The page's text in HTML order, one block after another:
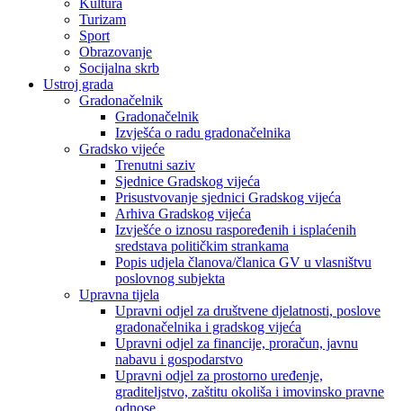
Turizam
Sport
Obrazovanje
Socijalna skrb
Ustroj grada
Gradonačelnik
Gradonačelnik
Izvješća o radu gradonačelnika
Gradsko vijeće
Trenutni saziv
Sjednice Gradskog vijeća
Prisustvovanje sjednici Gradskog vijeća
Arhiva Gradskog vijeća
Izvješće o iznosu raspoređenih i isplaćenih
sredstava političkim strankama
Popis udjela članova/članica GV u vlasništvu
poslovnog subjekta
Upravna tijela
Upravni odjel za društvene djelatnosti, poslove
gradonačelnika i gradskog vijeća
Upravni odjel za financije, proračun, javnu
nabavu i gospodarstvo
Upravni odjel za prostorno uređenje,
graditeljstvo, zaštitu okoliša i imovinsko pravne
odnose